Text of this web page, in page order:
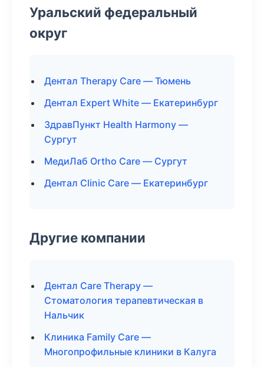
Уральский федеральный
округ
Дентал Therapy Care — Тюмень
Дентал Expert White — Екатеринбург
ЗдравПункт Health Harmony —
Сургут
МедиЛаб Ortho Care — Сургут
Дентал Clinic Care — Екатеринбург
Другие компании
Дентал Care Therapy —
Стоматология терапевтическая в
Нальчик
Клиника Family Care —
Многопрофильные клиники в Калуга